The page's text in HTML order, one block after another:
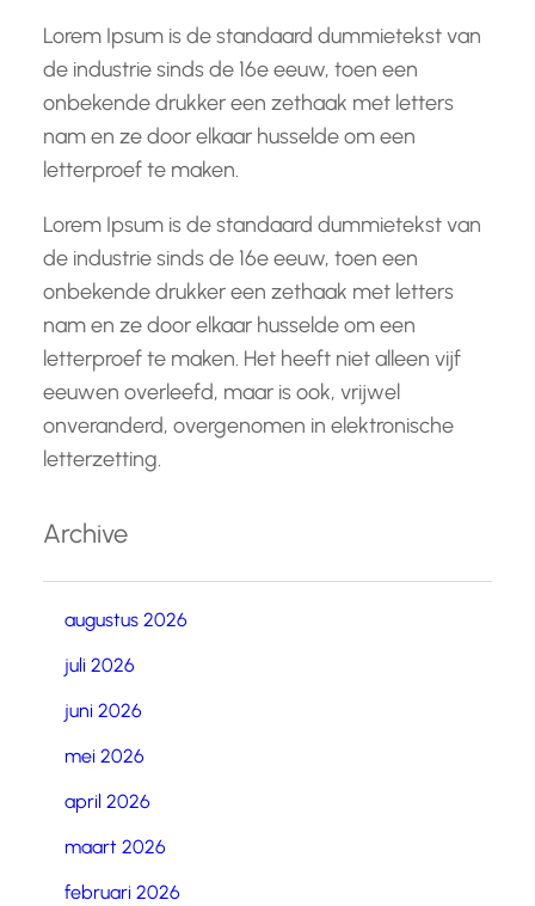
Lorem Ipsum is de standaard dummietekst van
de industrie sinds de 16e eeuw, toen een
onbekende drukker een zethaak met letters
nam en ze door elkaar husselde om een
letterproef te maken.
Lorem Ipsum is de standaard dummietekst van
de industrie sinds de 16e eeuw, toen een
onbekende drukker een zethaak met letters
nam en ze door elkaar husselde om een
letterproef te maken. Het heeft niet alleen vijf
eeuwen overleefd, maar is ook, vrijwel
onveranderd, overgenomen in elektronische
letterzetting.
Archive
augustus 2026
juli 2026
juni 2026
mei 2026
april 2026
maart 2026
februari 2026